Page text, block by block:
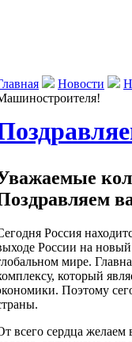
Новости
Россия
России на
мире.
который
Поэтому
всего сердца желаем